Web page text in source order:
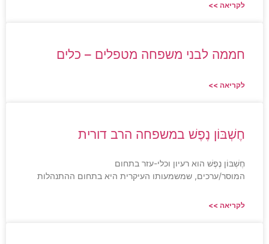
לקריאה >>
חממה לבני משפחה מטפלים – כלים
לקריאה >>
חֶשְׁבּוֹן נֶפֶשׁ במשפחה הרב דורית
חֶשְׁבּוֹן נֶפֶשׁ הוא רעיון וכלי-עזר בתחום
המוסר/ערכים, שמשמעותו העיקרית היא בתחום ההתנהלות
לקריאה >>